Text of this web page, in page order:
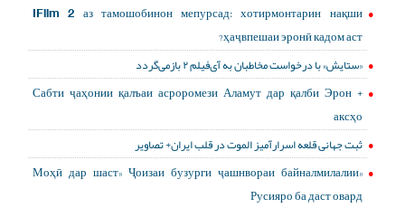
IFilm 2 аз тамошобинон мепурсад: хотирмонтарин нақши
ҳаҷвпешаи эронӣ кадом аст?
«ستایش» با درخواست مخاطبان به آی‌فیلم ۲ بازمی‌گردد
Сабти ҷаҳонии қалъаи асроромези Аламут дар қалби Эрон +
аксҳо
ثبت جهانی قلعه اسرارآمیز الموت در قلب ایران+ تصاویر
«Моҳӣ дар шаст» Ҷоизаи бузурги ҷашнвораи байналмилалии
Русияро ба даст овард